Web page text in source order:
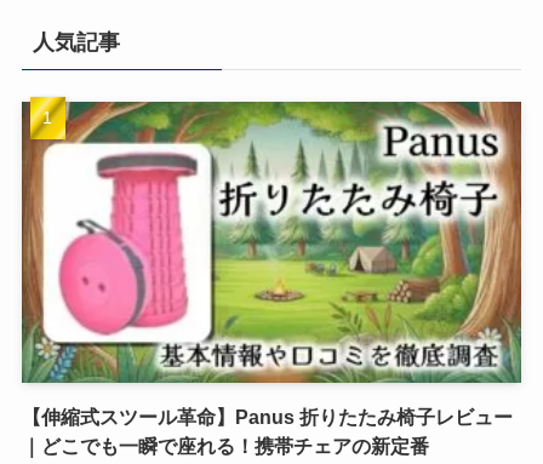
人気記事
【伸縮式スツール革命】Panus 折りたたみ椅子レビュー
｜どこでも一瞬で座れる！携帯チェアの新定番